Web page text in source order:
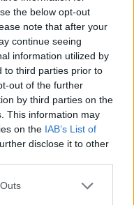
the below opt-out
note that after your
continue seeing
information utilized by
to third parties prior to
out of the further
by third parties on the
This information may
on the IAB’s List of
disclose it to other
one or more Google
i finländska
på tremilen
mästerskapet på
den sista
genom en titt i